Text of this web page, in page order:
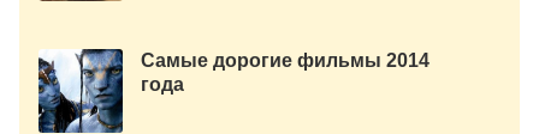
Самые дорогие фильмы 2014
года